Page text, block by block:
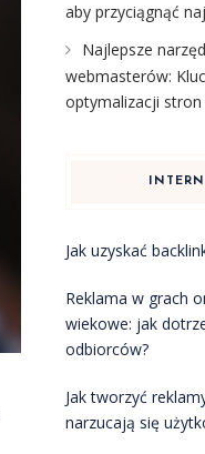
aby przyciągnąć
Najlepsze
webmasterów:
optymalizacji stron
Jak uzyskać
Reklama w grach
wiekowe: jak
odbiorców?
Jak tworzyć
narzucają się